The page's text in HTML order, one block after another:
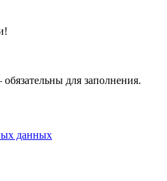
для заполнения.
данных